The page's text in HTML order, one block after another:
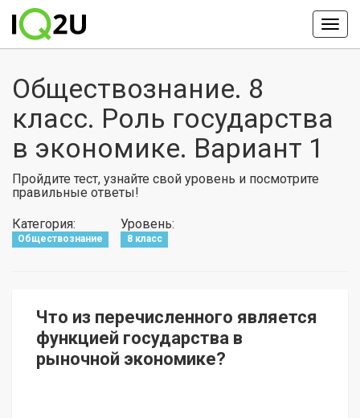
Обществознание. 8
класс. Роль государства
в экономике. Вариант 1
Пройдите тест, узнайте свой уровень и посмотрите
правильные ответы!
Категория:
Обществознание
Уровень:
8 класс
Что из перечисленного является
функцией государства в
рыночной экономике?